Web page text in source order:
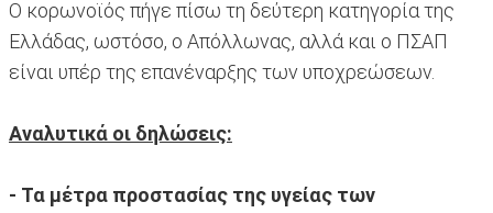
Ο κορωνοϊός πήγε πίσω τη δεύτερη κατηγορία της
Ελλάδας, ωστόσο, ο Απόλλωνας, αλλά και ο ΠΣΑΠ
είναι υπέρ της επανέναρξης των υποχρεώσεων.
Αναλυτικά οι δηλώσεις:
- Τα μέτρα προστασίας της υγείας των